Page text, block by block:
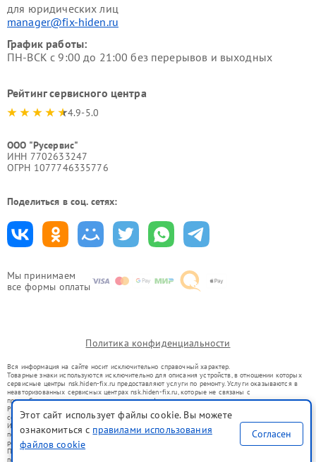
Мы принимаем
все формы оплаты
для юридических лиц
manager@fix-hiden.ru
График работы:
ПН-ВСК с 9:00 до 21:00 без перерывов и выходных
Рейтинг сервисного центра
4.9-5.0
ООО "Русервис"
ИНН 7702633247
ОГРН 1077746335776
Поделиться в соц. сетях:
Политика конфиденциальности
Вся информация на сайте носит исключительно справочный характер.
Товарные знаки используются исключительно для описания устройств, в отношении которых
сервисные центры nsk.hiden-fix.ru предоставляют услуги по ремонту. Услуги оказываются в
неавторизованных сервисных центрах nsk.hiden-fix.ru, которые не связаны с
правообладателями товарных знаков или их официальными представителями.
Ремонт осуществляется для устройств, уже введенных в гражданский оборот в соответствии
со статьей 1487 ГК РФ.
Использование товарных знаков не преследует цели индивидуализации услуг или введения
потребителей в заблуждение, а служит для информирования о предоставляемых услугах по
ремонту техники указанных брендов.
Представленная на сайте информация не является публичной офертой, определяемой
положениями Статьи 437(2) Гражданского кодекса РФ
Этот сайт использует файлы cookie. Вы можете
ознакомиться с правилами использования
файлов cookie
Согласен